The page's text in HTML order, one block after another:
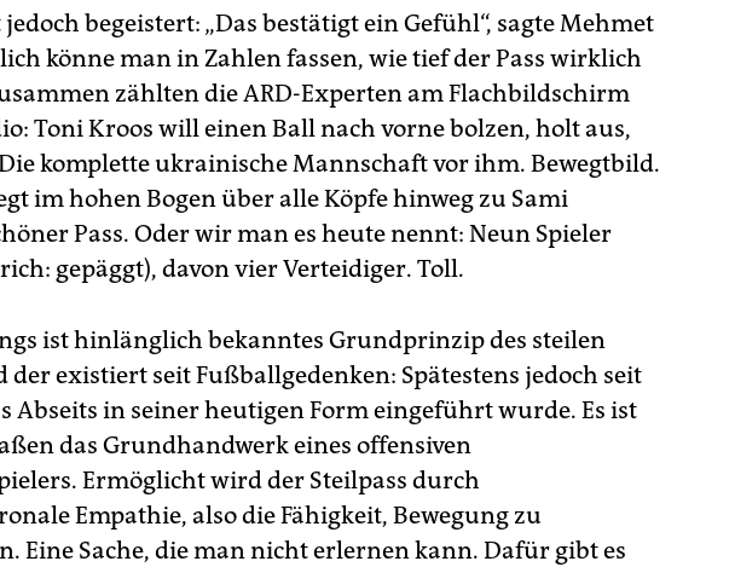
jedoch begeistert: „Das bestätigt ein Gefühl“, sagte Mehmet
könne man in Zahlen fassen, wie tief der Pass wirklich
zählten die ARD-Experten am Flachbildschirm
Toni Kroos will einen Ball nach vorne bolzen, holt aus,
komplette ukrainische Mannschaft vor ihm. Bewegtbild.
im hohen Bogen über alle Köpfe hinweg zu Sami
Pass. Oder wir man es heute nennt: Neun Spieler
gepäggt), davon vier Verteidiger. Toll.
ist hinlänglich bekanntes Grundprinzip des steilen
der existiert seit Fußballgedenken: Spätestens jedoch seit
Abseits in seiner heutigen Form eingeführt wurde. Es ist
das Grundhandwerk eines offensiven
Ermöglicht wird der Steilpass durch
Empathie, also die Fähigkeit, Bewegung zu
Eine Sache, die man nicht erlernen kann. Dafür gibt es